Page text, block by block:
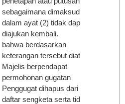
sebagaimana dimaksud
dalam ayat (2) tidak dapat
diajukan kembali.
bahwa berdasarkan
keterangan tersebut diatas,
Majelis berpendapat
permohonan gugatan
Penggugat dihapus dari
daftar sengketa serta tidak